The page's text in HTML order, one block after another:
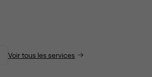
Voir tous les services